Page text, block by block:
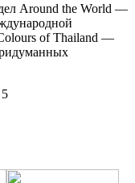
Around the World —
of Thailand —